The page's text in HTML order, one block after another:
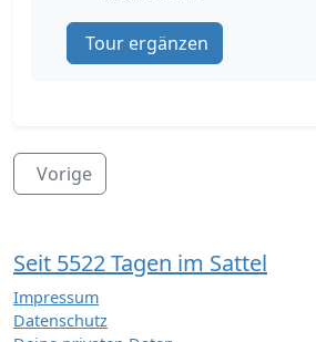
Tour ergänzen
Vorige
Seit 5522 Tagen im Sattel
Impressum
Datenschutz